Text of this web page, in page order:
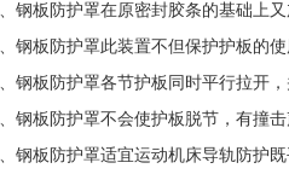
钢板防护罩在原密封胶条的基础上
钢板防护罩此装置不但保护护板的
钢板防护罩各节护板同时平行拉开
钢板防护罩不会使护板脱节，有撞
钢板防护罩适宜运动机床导轨防护